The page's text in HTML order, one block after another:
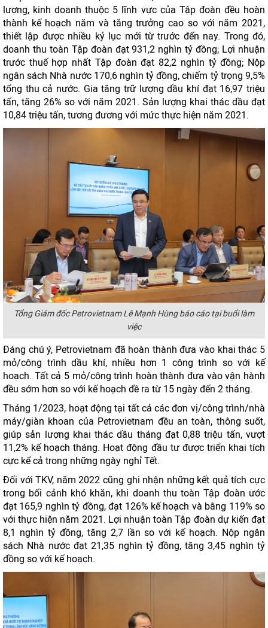
lượng, kinh doanh thuộc 5 lĩnh vực của Tập đoàn đều hoàn
thành kế hoạch năm và tăng trưởng cao so với năm 2021,
thiết lập được nhiều kỷ lục mới từ trước đến nay. Trong đó,
doanh thu toàn Tập đoàn đạt 931,2 nghìn tỷ đồng; Lợi nhuận
trước thuế hợp nhất Tập đoàn đạt 82,2 nghìn tỷ đồng; Nộp
ngân sách Nhà nước 170,6 nghìn tỷ đồng, chiếm tỷ trọng 9,5%
tổng thu cả nước. Gia tăng trữ lượng dầu khí đạt 16,97 triệu
tấn, tăng 26% so với năm 2021. Sản lượng khai thác dầu đạt
10,84 triệu tấn, tương đương với mức thực hiện năm 2021.
Tổng Giám đốc Petrovietnam Lê Mạnh Hùng báo cáo tại buổi làm
việc
Đáng chú ý, Petrovietnam đã hoàn thành đưa vào khai thác 5
mỏ/công trình dầu khí, nhiều hơn 1 công trình so với kế
hoạch. Tất cả 5 mỏ/công trình hoàn thành đưa vào vận hành
đều sớm hơn so với kế hoạch đề ra từ 15 ngày đến 2 tháng.
Tháng 1/2023, hoạt động tại tất cả các đơn vị/công trình/nhà
máy/giàn khoan của Petrovietnam đều an toàn, thông suốt,
giúp sản lượng khai thác dầu tháng đạt 0,88 triệu tấn, vượt
11,2% kế hoạch tháng. Hoạt động đầu tư được triển khai tích
cực kể cả trong những ngày nghỉ Tết.
Đối với TKV, năm 2022 cũng ghi nhận những kết quả tích cực
trong bối cảnh khó khăn, khi doanh thu toàn Tập đoàn ước
đạt 165,9 nghìn tỷ đồng, đạt 126% kế hoạch và bằng 119% so
với thực hiện năm 2021. Lợi nhuận toàn Tập đoàn dự kiến đạt
8,1 nghìn tỷ đồng, tăng 2,7 lần so với kế hoạch. Nộp ngân
sách Nhà nước đạt 21,35 nghìn tỷ đồng, tăng 3,45 nghìn tỷ
đồng so với kế hoạch.